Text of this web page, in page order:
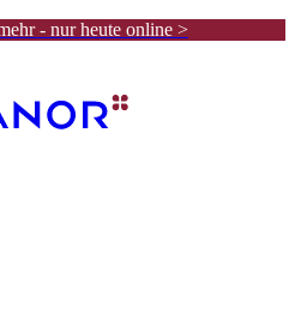
- nur heute online >